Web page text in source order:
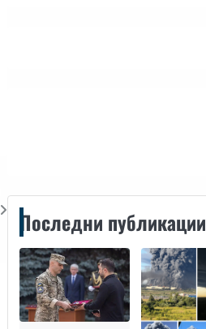
Последни публикации